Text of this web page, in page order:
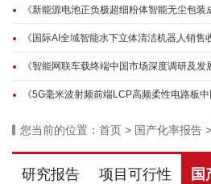
《新能源电池正负极超细粉体智能无尘包
《国际AI全域智能水下立体清洁机器人销
《智能网联车载终端中国市场深度调研及发
《5G毫米波射频前端LCP高频柔性电路板
您当前的位置： 首页 > 国产化率报告 >
研究报告 项目可行性 国